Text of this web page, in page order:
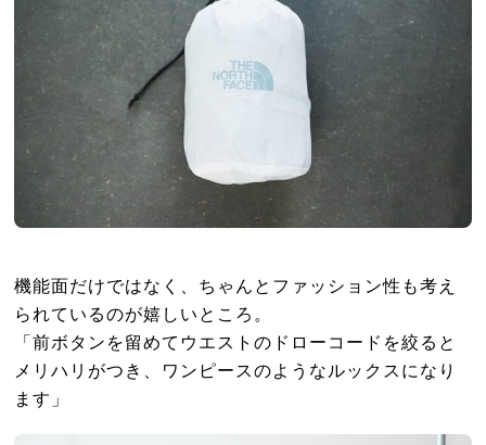
機能面だけではなく、ちゃんとファッション性も考え
られているのが嬉しいところ。
「前ボタンを留めてウエストのドローコードを絞ると
メリハリがつき、ワンピースのようなルックスになり
ます」